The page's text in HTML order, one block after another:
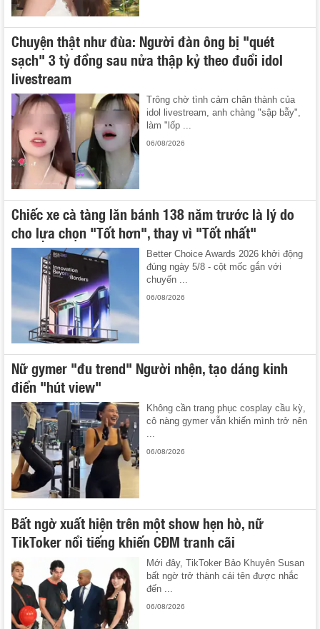
Chuyện thật như đùa: Người đàn ông bị "quét
sạch" 3 tỷ đồng sau nửa thập kỷ theo đuổi idol
livestream
Trông chờ tình cảm chân thành của
idol livestream, anh chàng "sập bẫy",
làm "lốp ...
06/08/2026
Chiếc xe cà tàng lăn bánh 138 năm trước là lý do
cho lựa chọn "Tốt hơn", thay vì "Tốt nhất"
Better Choice Awards 2026 khởi động
đúng ngày 5/8 - cột mốc gắn với
chuyến ...
06/08/2026
Nữ gymer "đu trend" Người nhện, tạo dáng kinh
điển "hút view"
Không cần trang phục cosplay cầu kỳ,
cô nàng gymer vẫn khiến mình trở nên
...
06/08/2026
Bất ngờ xuất hiện trên một show hẹn hò, nữ
TikToker nổi tiếng khiến CĐM tranh cãi
Mới đây, TikToker Bảo Khuyên Susan
bất ngờ trở thành cái tên được nhắc
đến ...
06/08/2026